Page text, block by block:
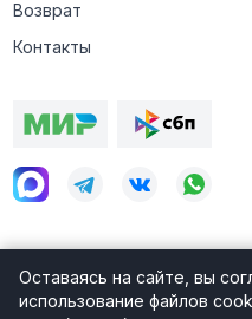
Оставаясь на сайте, вы
использование файлов
Возврат
Контакты
© 2008-2026 GT-Shop